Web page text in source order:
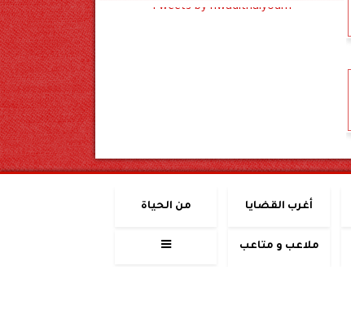
Tweets by hwadithalyoum
أغرب القضايا من الحياة
ملاعب و متاعب 